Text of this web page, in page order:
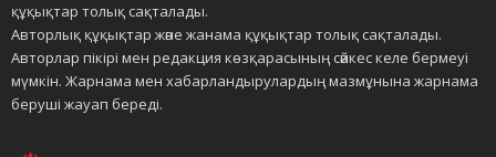
құқықтар толық сақталады.
Авторлық құқықтар және жанама құқықтар толық сақталады.
Авторлар пікірі мен редакция көзқарасының сәйкес келе бермеуі
мүмкін. Жарнама мен хабарландырулардың мазмұнына жарнама
беруші жауап береді.